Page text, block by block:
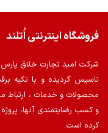
فروشگاه اینترنتی اُتلند
شرکت امید تجارت خلاق
تاسیس گردیده و با تکیه
محصولات و خدمات ، ارتباط
و کسب رضایتمندی آنها،
کرده است.